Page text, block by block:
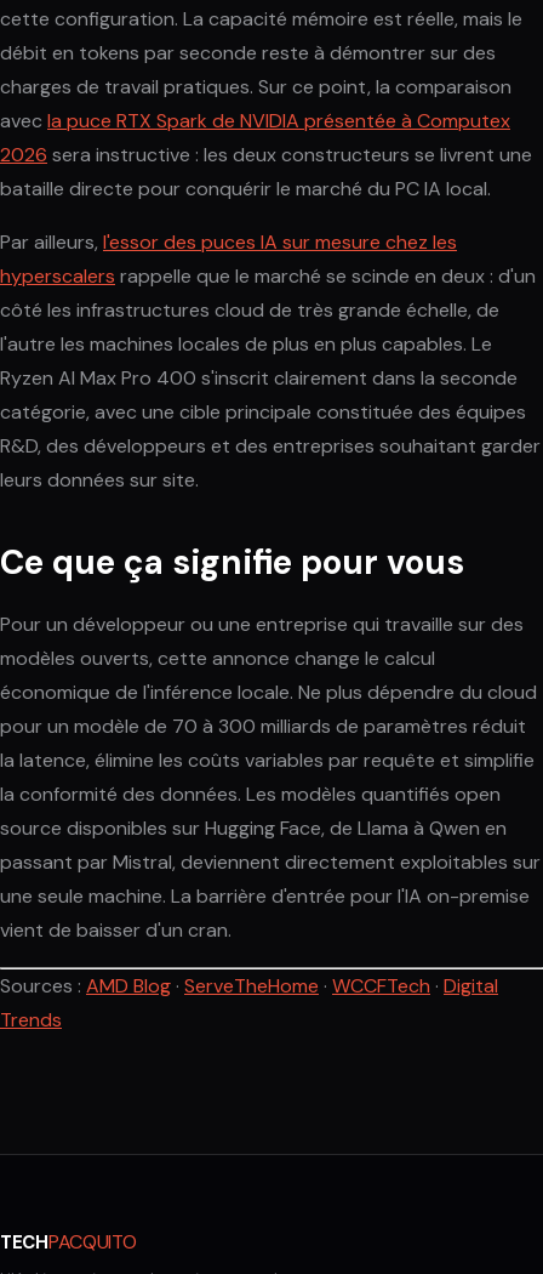
cette configuration. La capacité mémoire est réelle, mais le
débit en tokens par seconde reste à démontrer sur des
charges de travail pratiques. Sur ce point, la comparaison
avec la puce RTX Spark de NVIDIA présentée à Computex
2026 sera instructive : les deux constructeurs se livrent une
bataille directe pour conquérir le marché du PC IA local.
Par ailleurs, l'essor des puces IA sur mesure chez les
hyperscalers rappelle que le marché se scinde en deux : d'un
côté les infrastructures cloud de très grande échelle, de
l'autre les machines locales de plus en plus capables. Le
Ryzen AI Max Pro 400 s'inscrit clairement dans la seconde
catégorie, avec une cible principale constituée des équipes
R&D, des développeurs et des entreprises souhaitant garder
leurs données sur site.
Ce que ça signifie pour vous
Pour un développeur ou une entreprise qui travaille sur des
modèles ouverts, cette annonce change le calcul
économique de l'inférence locale. Ne plus dépendre du cloud
pour un modèle de 70 à 300 milliards de paramètres réduit
la latence, élimine les coûts variables par requête et simplifie
la conformité des données. Les modèles quantifiés open
source disponibles sur Hugging Face, de Llama à Qwen en
passant par Mistral, deviennent directement exploitables sur
une seule machine. La barrière d'entrée pour l'IA on-premise
vient de baisser d'un cran.
Sources : AMD Blog · ServeTheHome · WCCFTech · Digital
Trends
TECHPACQUITO